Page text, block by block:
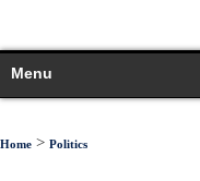
Menu
Home > Politics